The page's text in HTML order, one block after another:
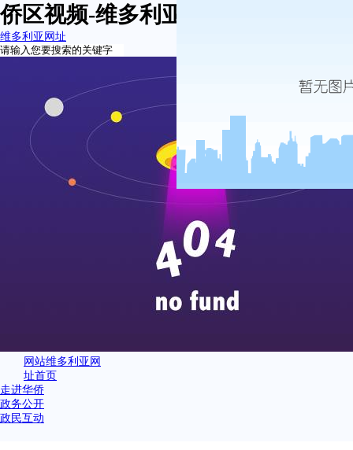
侨区视频-维多利亚网址
维多利亚网址
网站维多利亚网
址首页
走进华侨
政务公开
政民互动